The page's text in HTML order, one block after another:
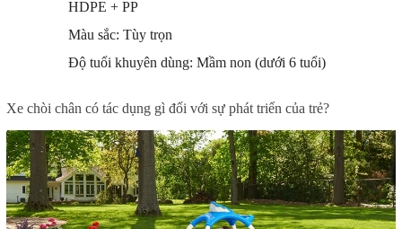
HDPE + PP
Màu sắc: Tùy trọn
Độ tuổi khuyên dùng: Mầm non (dưới 6 tuổi)
Xe chòi chân có tác dụng gì đối với sự phát triển của trẻ?